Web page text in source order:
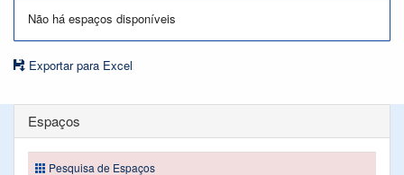
Não há espaços disponíveis
Exportar para Excel
Espaços
Pesquisa de Espaços